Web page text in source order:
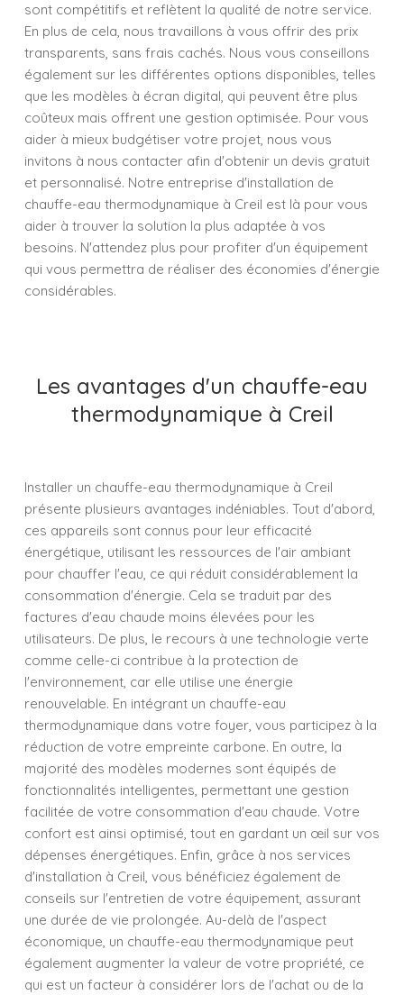
sont compétitifs et reflètent la qualité de notre service.
En plus de cela, nous travaillons à vous offrir des prix
transparents, sans frais cachés. Nous vous conseillons
également sur les différentes options disponibles, telles
que les modèles à écran digital, qui peuvent être plus
coûteux mais offrent une gestion optimisée. Pour vous
aider à mieux budgétiser votre projet, nous vous
invitons à nous contacter afin d'obtenir un devis gratuit
et personnalisé. Notre entreprise d'installation de
chauffe-eau thermodynamique à Creil est là pour vous
aider à trouver la solution la plus adaptée à vos
besoins. N'attendez plus pour profiter d'un équipement
qui vous permettra de réaliser des économies d'énergie
considérables.
Les avantages d'un chauffe-eau
thermodynamique à Creil
Installer un chauffe-eau thermodynamique à Creil
présente plusieurs avantages indéniables. Tout d'abord,
ces appareils sont connus pour leur efficacité
énergétique, utilisant les ressources de l'air ambiant
pour chauffer l'eau, ce qui réduit considérablement la
consommation d'énergie. Cela se traduit par des
factures d'eau chaude moins élevées pour les
utilisateurs. De plus, le recours à une technologie verte
comme celle-ci contribue à la protection de
l'environnement, car elle utilise une énergie
renouvelable. En intégrant un chauffe-eau
thermodynamique dans votre foyer, vous participez à la
réduction de votre empreinte carbone. En outre, la
majorité des modèles modernes sont équipés de
fonctionnalités intelligentes, permettant une gestion
facilitée de votre consommation d'eau chaude. Votre
confort est ainsi optimisé, tout en gardant un œil sur vos
dépenses énergétiques. Enfin, grâce à nos services
d'installation à Creil, vous bénéficiez également de
conseils sur l'entretien de votre équipement, assurant
une durée de vie prolongée. Au-delà de l'aspect
économique, un chauffe-eau thermodynamique peut
également augmenter la valeur de votre propriété, ce
qui est un facteur à considérer lors de l'achat ou de la